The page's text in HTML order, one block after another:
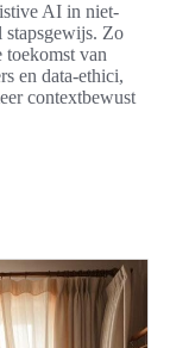
AI in niet-
stapsgewijs. Zo
van
en data-ethici,
contextbewust